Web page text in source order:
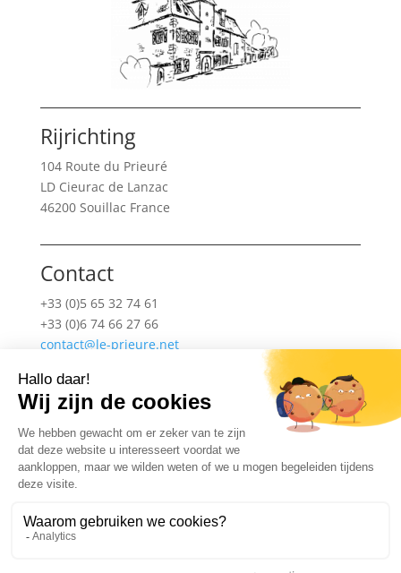
Rijrichting
104 Route du Prieuré
LD Cieurac de Lanzac
46200 Souillac France
Contact
+33 (0)5 65 32 74 61
+33 (0)6 74 66 27 66
contact@le-prieure.net
Vind ons hier
Dit is de weg naar Le Prieuré.
Volg ons...